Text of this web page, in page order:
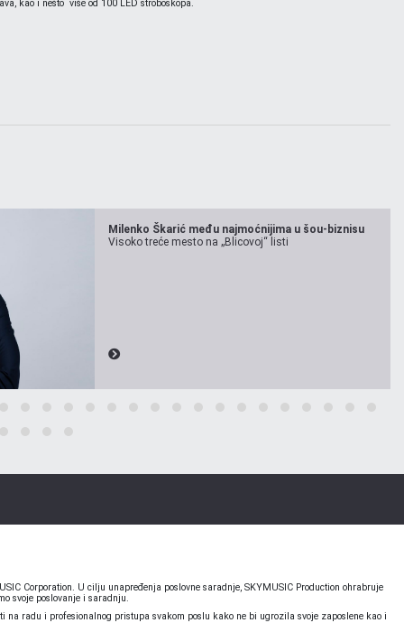
kao i nešto više od 100 LED stroboskopa.
Milenko Škarić među najmoćnijima u šou-biznisu
Visoko treće mesto na „Blicovoj“ listi
Corporation. U cilju unapređenja poslovne saradnje, SKYMUSIC Production ohrabruje
svoje poslovanje i saradnju.
radu i profesionalnog pristupa svakom poslu kako ne bi ugrozila svoje zaposlene kao i